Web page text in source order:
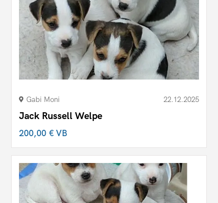
Gabi Moni 22.12.2025
Jack Russell Welpe
200,00 €VB